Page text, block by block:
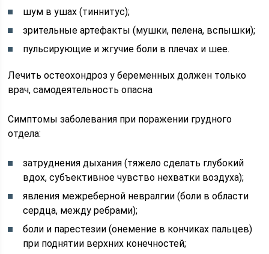
шум в ушах (тиннитус);
зрительные артефакты (мушки, пелена, вспышки);
пульсирующие и жгучие боли в плечах и шее.
Лечить остеохондроз у беременных должен только
врач, самодеятельность опасна
Симптомы заболевания при поражении грудного
отдела:
затруднения дыхания (тяжело сделать глубокий
вдох, субъективное чувство нехватки воздуха);
явления межреберной невралгии (боли в области
сердца, между ребрами);
боли и парестезии (онемение в кончиках пальцев)
при поднятии верхних конечностей;